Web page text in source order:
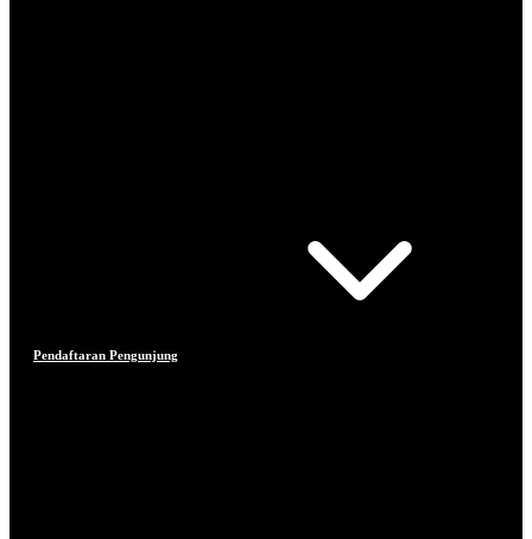
Pendaftaran Pengunjung